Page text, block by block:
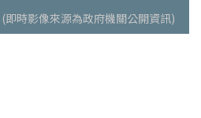
時影像來源為政府機關公開資訊)